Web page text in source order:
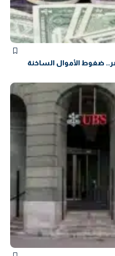
ضغوط الأموال الساخنة